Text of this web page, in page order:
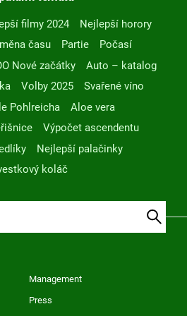
filmy 2024
Nejlepší horory
času Partie
Počasí
Nové začátky
Auto – katalog
Volby 2025
Svařené víno
Pohlreicha
Aloe vera
Výpočet ascendentu
Nejlepší palačinky
koláč
Management
Press